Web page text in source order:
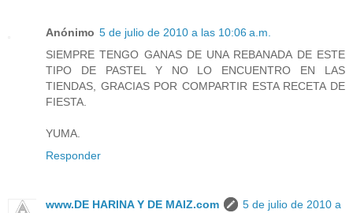
Anónimo 5 de julio de 2010 a las 10:06 a.m.
SIEMPRE TENGO GANAS DE UNA REBANADA DE ESTE
TIPO DE PASTEL Y NO LO ENCUENTRO EN LAS
TIENDAS, GRACIAS POR COMPARTIR ESTA RECETA DE
FIESTA.
YUMA.
Responder
www.DE HARINA Y DE MAIZ.com
5 de julio de 2010 a